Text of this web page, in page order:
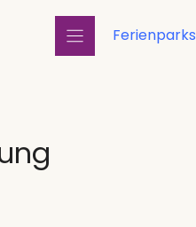
Ferienparks